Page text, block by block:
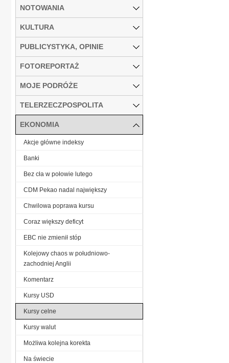
NOTOWANIA
KULTURA
PUBLICYSTYKA, OPINIE
FOTOREPORTAŻ
MOJE PODRÓŻE
TELERZECZPOSPOLITA
EKONOMIA
Akcje główne indeksy
Banki
Bez cła w połowie lutego
CDM Pekao nadal największy
Chwilowa poprawa kursu
Coraz większy deficyt
EBC nie zmienił stóp
Kolejowy chaos w południowo-
zachodniej Anglii
Komentarz
Kursy USD
Kursy celne
Kursy walut
Możliwa kolejna korekta
Na świecie